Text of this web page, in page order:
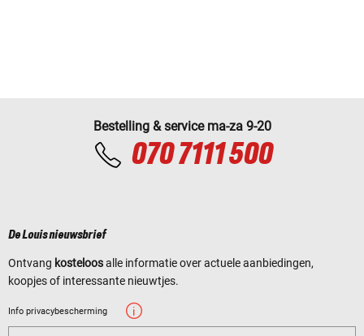
Bestelling & service ma-za 9-20
070 7111 500
De Louis nieuwsbrief
Ontvang kosteloosalle informatie over actuele aanbiedingen,
koopjes of interessante nieuwtjes.
Info privacybescherming